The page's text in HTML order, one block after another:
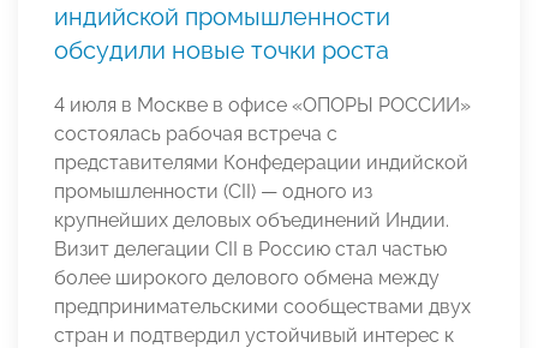
индийской промышленности
обсудили новые точки роста
4 июля в Москве в офисе «ОПОРЫ РОССИИ»
состоялась рабочая встреча с
представителями Конфедерации индийской
промышленности (CII) — одного из
крупнейших деловых объединений Индии.
Визит делегации CII в Россию стал частью
более широкого делового обмена между
предпринимательскими сообществами двух
стран и подтвердил устойчивый интерес к